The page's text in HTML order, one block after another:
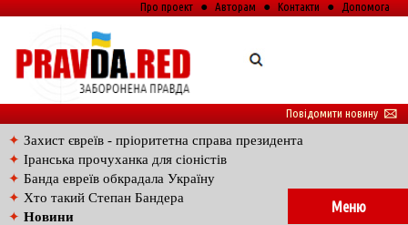
Про проект ● Авторам ● Контакти ● Допомога
Меню
Повідомити новину 🖂
✦ Захист євреїв - пріоритетна справа президента
✦ Іранська прочуханка для сіоністів
✦ Банда евреїв обкрадала Україну
✦ Хто такий Степан Бандера
✦ Новини